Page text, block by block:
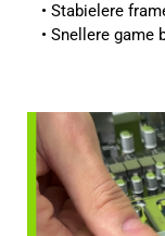
Stabielere
Snellere game